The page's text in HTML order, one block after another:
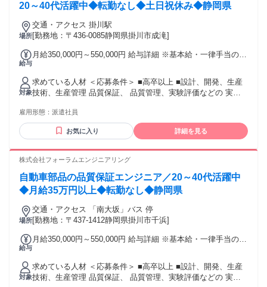
20～40代活躍中◆転勤なし◆土日祝休み◆静岡県
場所
交通・アクセス 掛川駅
[勤務地：〒436-0085静岡県掛川市成滝]
給与
月給350,000円～550,000円 給与詳細 ※基本給・一律手当の総
手当】 全員に一律で支払われる通勤・皆勤・家族手当金額：
なし 全員に一律で支払われるその他手当金額：あり 1ヶ月あ
たり1万円 ★給与には月1万円の住宅手当が一律で含まれてい
ます 別途、時間外労働分（1分単位で全額支給）、賞与（年2
分単位で計測し、 所定の割増率を乗じた金額で支給 【手当】
一律住宅手当 1万円(固定給に含む) 交通費全額支給 残業手当
（全額支給） ※サービス残業なし 家族手当 【昇給】 年1回
（4月） 【賞与】 年2回 （7月・12月） ※昨年度支給実績2回
※2.91ヶ月（2025年度実績） ※現職の給与、希望年収を考慮
いたします ※経験者積極採用・給与優遇 ※能力・経験を考慮
し当社規定により決定
対象
求めている人材 ＜応募条件＞ ■高卒以上 ■設計、開発、生産
技術、生産管理 品質保証、 品質管理、実験評価などの 実務
実務経験が浅い方や、 初めての転職される方も歓迎。 ※現在
離職中の方も歓迎。 ＝＝＝＝＝＝＝＝＝＝＝＝＝＝＝＝＝ ▶
第二新卒歓迎／初めての転職歓迎◀ ＝＝＝＝＝＝＝＝＝＝＝
っと幅広い製品や技術に携わりたい」 「エンジニアとして市
アリングでは 年間9,188件のプロジェクトの中から、 あなた
のキャリアプランに 合わせた案件をご提案しています。 自動
品に携わることで、 1社では得られない経験とスキルを 身に
つけることが可能です。 「初めての転職だから不安」 「経験
ャリア形成をサポートしています。 ＝＝＝＝＝＝＝＝＝＝＝
＝＝＝＝＝＝＝ ・社内にCAD設備を完備 ・eラーニングによ
る無料研修 ・100種類以上の通信教育講座 ・資格試験費用補
雇用形態： 派遣社員
お気に入り 詳細を見る
株式会社フォーラムエンジニアリング
自動車部品の品質保証エンジニア／20～40代活躍中
◆月給35万円以上◆転勤なし◆静岡県
場所
交通・アクセス 「南大坂」バス 停
[勤務地：〒437-1412静岡県掛川市千浜]
給与
月給350,000円～550,000円 給与詳細 ※基本給・一律手当の総
手当】 全員に一律で支払われる通勤・皆勤・家族手当金額：
なし 全員に一律で支払われるその他手当金額：あり 1ヶ月あ
たり1万円 ★給与には月1万円の住宅手当が一律で含まれてい
対象
求めている人材 ＜応募条件＞ ■高卒以上 ■設計、開発、生産
技術、生産管理 品質保証、 品質管理、実験評価などの 実務